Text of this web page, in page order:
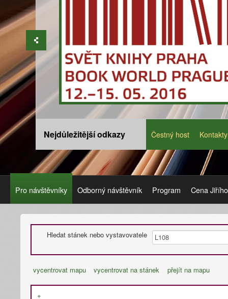
Nejdůležitější odkazy Čestný host Kontakty
Pro návštěvníky Odborný návštěvník Program Cena
Hledat stánek nebo vystavovatele
vycentrovat mapu vycentrovat na stánek přejít na mapu
+